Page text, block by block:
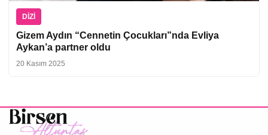
DIZI
Gizem Aydın “Cennetin Çocukları”nda Evliya
Aykan’a partner oldu
20 Kasım 2025